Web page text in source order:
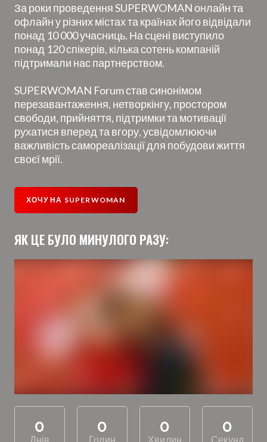
За роки проведення SUPERWOMAN онлайн та
офлайн у різних містах та країнах його відвідали
понад 10 000 учасниць. На сцені виступило
понад 120 спікерів, кілька сотень компаній
підтримали нас партнерством.
SUPERWOMAN Forum став синонімом
перезавантаження, нетворкінгу, простором
свободи, прийняття, підтримки та мотивації
рухатися вперед та вгору, усвідомлюючи
важливість самореалізації для побудови життя
своєї мрії.
ХОЧУ НА SUPERWOMAN
ЯК ЦЕ БУЛО МИНУЛОГО РАЗУ:
0
Днів
0
Годин
0
Хвилин
0
Секунд